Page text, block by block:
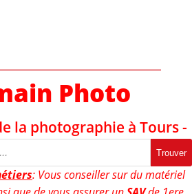
Photo
la photographie à Tours -
Trouver
: Vous conseiller sur du matériel